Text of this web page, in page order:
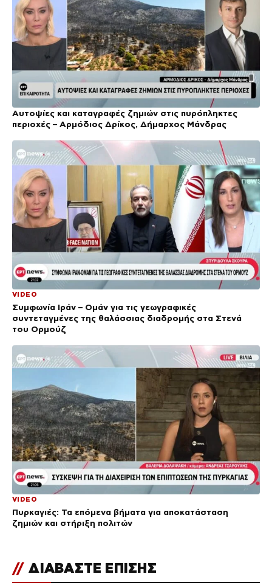
Αυτοψίες και καταγραφές ζημιών στις πυρόπληκτες
περιοχές – Αρμόδιος Δρίκος, Δήμαρχος Μάνδρας
VIDEO
Συμφωνία Ιράν – Ομάν για τις γεωγραφικές
συντεταγμένες της θαλάσσιας διαδρομής στα Στενά
του Ορμούζ
VIDEO
Πυρκαγιές: Τα επόμενα βήματα για αποκατάσταση
ζημιών και στήριξη πολιτών
// ΔΙΑΒΑΣΤΕ ΕΠΙΣΗΣ